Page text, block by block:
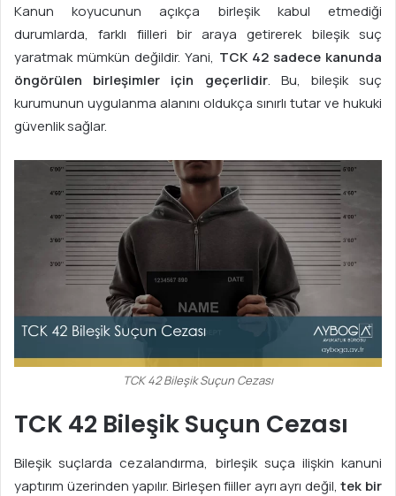
Kanun koyucunun açıkça birleşik kabul etmediği
durumlarda, farklı fiilleri bir araya getirerek bileşik suç
yaratmak mümkün değildir. Yani, TCK 42 sadece kanunda
öngörülen birleşimler için geçerlidir. Bu, bileşik suç
kurumunun uygulanma alanını oldukça sınırlı tutar ve hukuki
güvenlik sağlar.
TCK 42 Bileşik Suçun Cezası
TCK 42 Bileşik Suçun Cezası
Bileşik suçlarda cezalandırma, birleşik suça ilişkin kanuni
yaptırım üzerinden yapılır. Birleşen fiiller ayrı ayrı değil,tek bir